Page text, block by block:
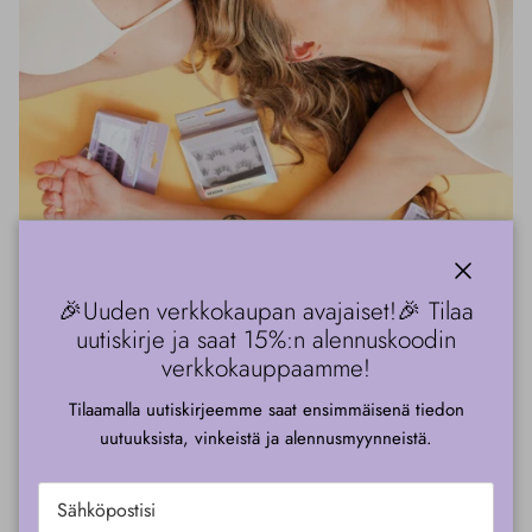
TIETOA MEISTÄ
G Beauty Lab – Kauneuden
asiantuntijasi.
Tarjoamme asiakkaillemme huolella valittuja tuotteita sekä ihanilta
kansainvälisiltä brändeiltä että omalta tuotemerkiltämme.
🎉Uuden verkkokaupan avajaiset!🎉 Tilaa
uutiskirje ja saat 15%:n alennuskoodin
verkkokauppaamme!
Tilaamalla uutiskirjeemme saat ensimmäisenä tiedon
uutuuksista, vinkeistä ja alennusmyynneistä.